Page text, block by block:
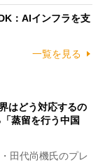
：AIインフラを支
一覧を見る
はどう対応するの
蒸留を行う中国
田代尚機氏のプレ